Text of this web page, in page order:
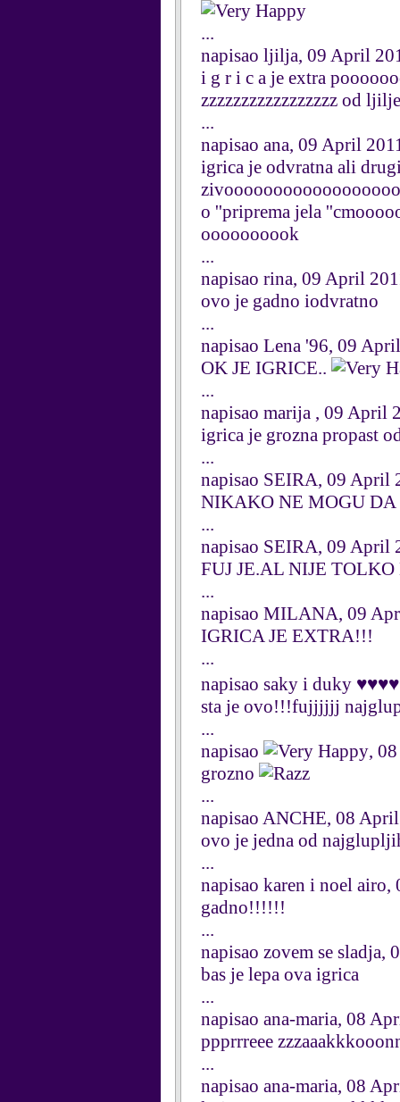
...
napisao ljilja, 09 April
i g r i c a je extra
zzzzzzzzzzzzzzzzz od
...
napisao ana, 09 April
igrica je odvratna ali drugi
o ''priprema jela
oooooooook
...
napisao rina, 09 April
ovo je gadno iodvratno
...
napisao Lena '96, 09
OK JE IGRICE..
...
napisao marija , 09 April
igrica je grozna propast
...
napisao SEIRA, 09 April
NIKAKO NE MOGU DA
...
napisao SEIRA, 09 April
FUJ JE.AL NIJE TOLKO
...
napisao MILANA, 09
IGRICA JE EXTRA!!!
...
napisao saky i duky
sta je ovo!!!fujjjjjj
...
napisao
,
grozno
...
napisao ANCHE, 08
ovo je jedna od
...
napisao karen i noel
gadno!!!!!!
...
napisao zovem se sladja,
bas je lepa ova igrica
...
napisao ana-maria, 08
ppprrreee
...
napisao ana-maria, 08